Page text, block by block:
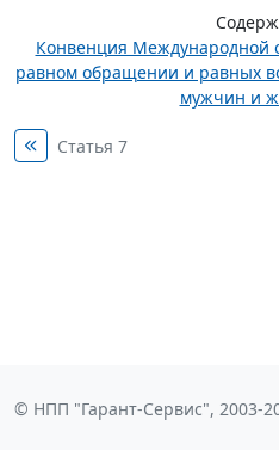
Конвенция Международной
равном обращении и равных
мужчин и
Статья 7
© НПП "Гарант-Сервис", 2003-